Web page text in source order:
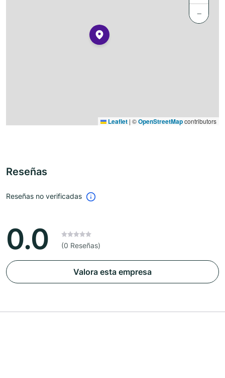
−
Leaflet | ©OpenStreetMapcontributors
Reseñas
Reseñas no verificadas
0.0 (0 Reseñas)
Valora esta empresa